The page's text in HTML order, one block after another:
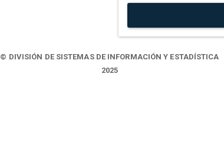
© DIVISIÓN DE SISTEMAS DE INFORMACIÓN Y ESTADÍSTICA
2025